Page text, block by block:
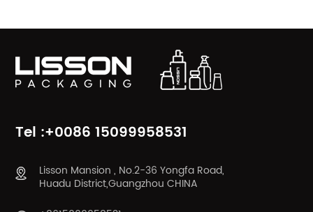
Tel :+0086 15099958531
Lisson Mansion , No.2-36 Yongfa Road,
Huadu District,Guangzhou CHINA